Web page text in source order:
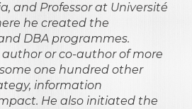
and Professor at Université
he created the
DBA programmes.
or co-author of more
one hundred other
information
He also initiated the